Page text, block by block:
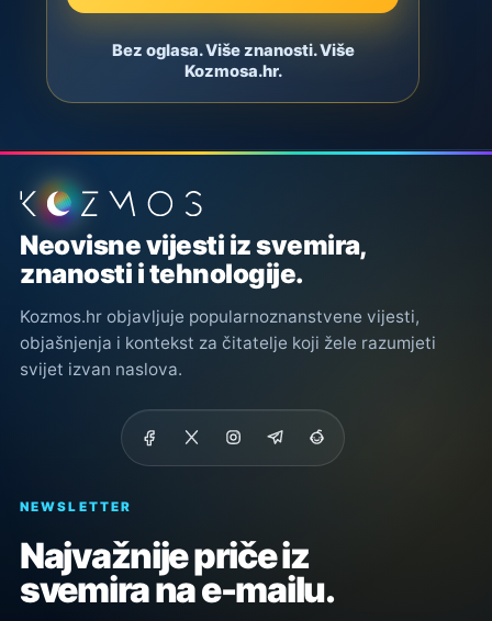
Bez oglasa. Više znanosti. Više
Kozmosa.hr.
Podnožje stranice
Neovisne vijesti iz svemira,
znanosti i tehnologije.
Kozmos.hr objavljuje popularnoznanstvene vijesti,
objašnjenja i kontekst za čitatelje koji žele razumjeti
svijet izvan naslova.
NEWSLETTER
Najvažnije priče iz
svemira na e-mailu.